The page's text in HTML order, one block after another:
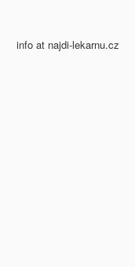
info at najdi-lekarnu.cz